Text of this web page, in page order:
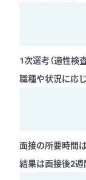
1次選考（適性検査
職種や状況に応
面接の所要時間
結果は面接後2